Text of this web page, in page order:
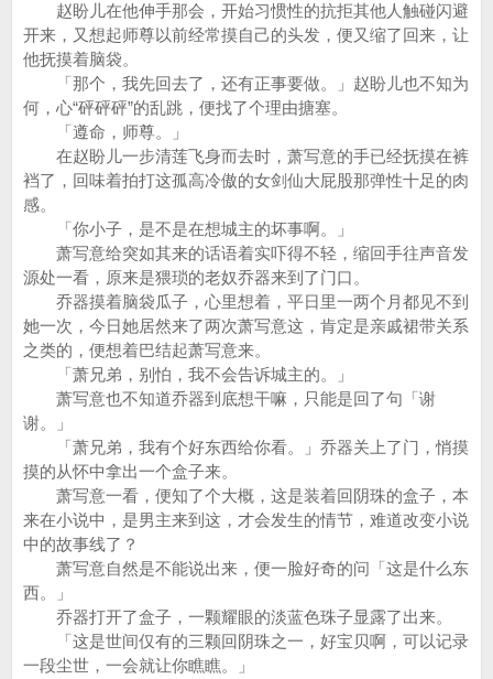
赵盼儿在他伸手那会，开始习惯性的抗拒其他人触碰闪避
开来，又想起师尊以前经常摸自己的头发，便又缩了回来，让
他抚摸着脑袋。
「那个，我先回去了，还有正事要做。」赵盼儿也不知为
何，心“砰砰砰”的乱跳，便找了个理由搪塞。
「遵命，师尊。」
在赵盼儿一步清莲飞身而去时，萧写意的手已经抚摸在裤
裆了，回味着拍打这孤高冷傲的女剑仙大屁股那弹性十足的肉
感。
「你小子，是不是在想城主的坏事啊。」
萧写意给突如其来的话语着实吓得不轻，缩回手往声音发
源处一看，原来是猥琐的老奴乔器来到了门口。
乔器摸着脑袋瓜子，心里想着，平日里一两个月都见不到
她一次，今日她居然来了两次萧写意这，肯定是亲戚裙带关系
之类的，便想着巴结起萧写意来。
「萧兄弟，别怕，我不会告诉城主的。」
萧写意也不知道乔器到底想干嘛，只能是回了句「谢
谢。」
「萧兄弟，我有个好东西给你看。」乔器关上了门，悄摸
摸的从怀中拿出一个盒子来。
萧写意一看，便知了个大概，这是装着回阴珠的盒子，本
来在小说中，是男主来到这，才会发生的情节，难道改变小说
中的故事线了？
萧写意自然是不能说出来，便一脸好奇的问「这是什么东
西。」
乔器打开了盒子，一颗耀眼的淡蓝色珠子显露了出来。
「这是世间仅有的三颗回阴珠之一，好宝贝啊，可以记录
一段尘世，一会就让你瞧瞧。」